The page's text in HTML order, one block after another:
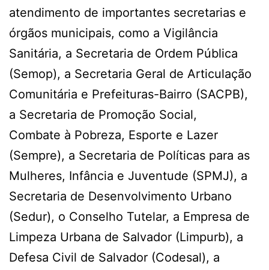
atendimento de importantes secretarias e
órgãos municipais, como a Vigilância
Sanitária, a Secretaria de Ordem Pública
(Semop), a Secretaria Geral de Articulação
Comunitária e Prefeituras-Bairro (SACPB),
a Secretaria de Promoção Social,
Combate à Pobreza, Esporte e Lazer
(Sempre), a Secretaria de Políticas para as
Mulheres, Infância e Juventude (SPMJ), a
Secretaria de Desenvolvimento Urbano
(Sedur), o Conselho Tutelar, a Empresa de
Limpeza Urbana de Salvador (Limpurb), a
Defesa Civil de Salvador (Codesal), a